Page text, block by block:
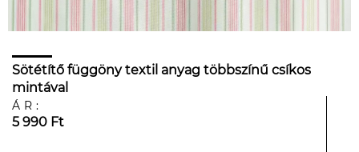
Sötétítő függöny textil anyag többszínű csíkos
mintával
ÁR:
5 990 Ft